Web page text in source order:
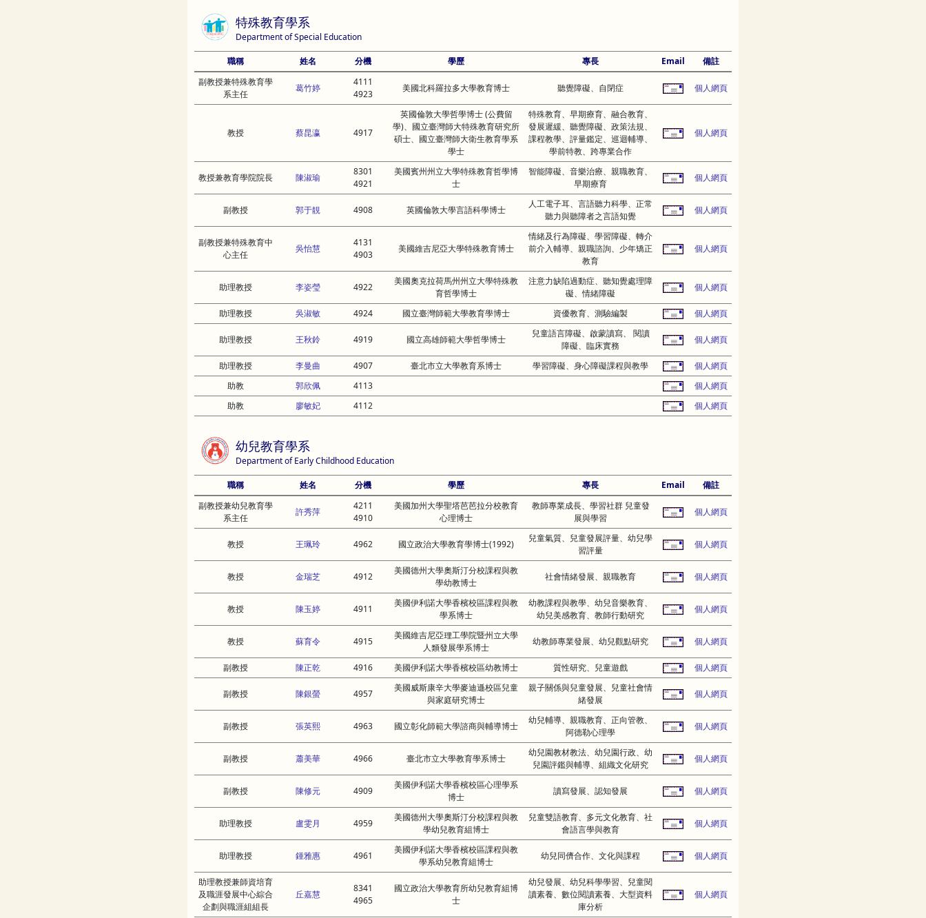
特殊教育學系
Department of Special Education
職稱 姓名 分機 學歷 專長 Email
備註
副教授兼特殊教育學
系主任
葛竹婷
4111
4923
美國北科羅拉多大學教育博士 聽覺障礙、自閉症 個人網頁
教授 蔡昆瀛 4917
英國倫敦大學哲學博士 (公費留
學)、國立臺灣師大特殊教育研究所
碩士、國立臺灣師大衛生教育學系
學士
特殊教育、早期療育、融合教育、
發展遲緩、聽覺障礙、政策法規、
課程教學、評量鑑定、巡迴輔導、
學前特教、跨專業合作
個人網頁
教授兼教育學院院長 陳淑瑜
8301
4921
美國賓州州立大學特殊教育哲學博
士
智能障礙、音樂治療、親職教育、
早期療育
個人網頁
副教授 郭于靚 4908 英國倫敦大學言語科學博士
人工電子耳、言語聽力科學、正常
聽力與聽障者之言語知覺
個人網頁
副教授兼特殊教育中
心主任
吳怡慧
4131
4903
美國維吉尼亞大學特殊教育博士
情緒及行為障礙、學習障礙、轉介
前介入輔導、親職諮詢、少年矯正
教育
個人網頁
助理教授 李姿瑩 4922
美國奧克拉荷馬州州立大學特殊教
育哲學博士
注意力缺陷過動症、聽知覺處理障
礙、情緒障礙
個人網頁
助理教授 吳淑敏 4924 國立臺灣師範大學教育學博士 資優教育、測驗編製 個人網頁
助理教授 王秋鈴 4919 國立高雄師範大學哲學博士
兒童語言障礙、啟蒙讀寫、 閱讀
障礙、臨床實務
個人網頁
助理教授 李曼曲 4907 臺北市立大學教育系博士 學習障礙、身心障礙課程與教學
個人網頁
助教
郭欣佩 4113
個人網頁
助教
廖敏妃 4112 個人網頁
幼兒教育學系
Department of Early Childhood Education
職稱 姓名 分機 學歷 專長 Email
備註
副教授兼幼兒教育學
系主任
許秀萍
4211
4910
美國加州大學聖塔芭芭拉分校教育
心理博士
教師專業成長、學習社群 兒童發
展與學習
個人網頁
教授 王珮玲 4962 國立政治大學教育學博士(1992)
兒童氣質、兒童發展評量、幼兒學
習評量
個人網頁
教授 金瑞芝 4912
美國德州大學奧斯汀分校課程與教
學幼教博士
社會情緒發展、親職教育 個人網頁
教授 陳玉婷 4911
美國伊利諾大學香檳校區課程與教
學系博士
幼教課程與教學、幼兒音樂教育、
幼兒美感教育、教師行動研究
個人網頁
教授 蘇育令 4915
美國維吉尼亞理工學院暨州立大學
人類發展學系博士
幼教師專業發展、幼兒觀點研究 個人網頁
副教授 陳正乾 4916 美國伊利諾大學香檳校區幼教博士 質性研究、兒童遊戲 個人網頁
副教授 陳銀螢 4957
美國威斯康辛大學麥迪遜校區兒童
與家庭研究博士
親子關係與兒童發展、兒童社會情
緒發展
個人網頁
副教授 張英熙 4963 國立彰化師範大學諮商與輔導博士
幼兒輔導、親職教育、正向管教、
阿德勒心理學
個人網頁
副教授 蕭美華 4966 臺北市立大學教育學系博士
幼兒園教材教法、幼兒園行政、幼
兒園評鑑與輔導、組織文化研究
個人網頁
副教授 陳修元 4909
美國伊利諾大學香檳校區心理學系
博士
讀寫發展、認知發展 個人網頁
助理教授 盧雯月 4959
美國德州大學奧斯汀分校課程與教
學幼兒教育組博士
兒童雙語教育、多元文化教育、社
會語言學與教育
個人網頁
助理教授 鍾雅惠 4961
美國伊利諾大學香檳校區課程與教
學系幼兒教育組博士
幼兒同儕合作、文化與課程 個人網頁
助理教授兼師資培育
及職涯發展中心綜合
企劃與職涯組組長
丘嘉慧
8341
4965
國立政治大學教育所幼兒教育組博
士
幼兒發展、幼兒科學學習、兒童閱
讀素養、數位閱讀素養、大型資料
庫分析
個人網頁